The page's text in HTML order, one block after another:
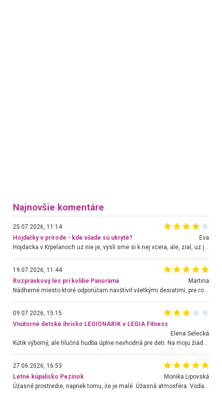
Najnovšie komentáre
25.07.2026, 11:14
Hojdačky v prírode - kde všade sú ukryté?
Eva
Hojdacka v Krpelanoch uz nie je, vysli sme si k nej vcera, ale, zial, uz je znicena. Ak sem planujete cestu len kvoli hojdacke, mozete si ju usetrit. Krasny vyhlad je tu vsak aj bez hojdacky :-)
19.07.2026, 11:44
Rozprávkový les pri kolibe Panoráma
Martina
Nádherné miesto ktoré odporúčam navštíviť všetkými desiatimi, pre rodiny s deťmi, dôchodcom... Proste a jednoducho ozaj rozprávkový les.. určite ešte prídeme. Odniesli sme si na pamiatku krásne tričká,
09.07.2026, 15:15
Vnútorné detské ihrisko LEGIONARIK v LEGIA Fitness
Elena Selecká
Kútik výborný, ale hlučná hudba úplne nevhodná pre deti. Na moju žiadosť o aspoň sušenie nereagovali.
27.06.2026, 16:53
Letné kúpalisko Pezinok
. Monika Lipovská